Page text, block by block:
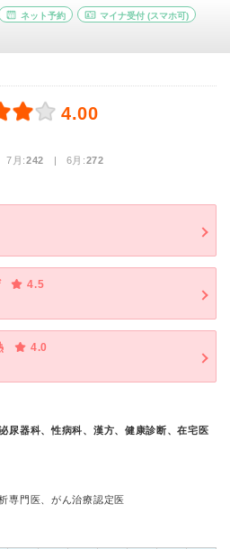
ネット予約 マイナ受付 (スマホ可)
4.00
7月:242 | 6月:272
4.5
4.0
尿器科、性病科、漢方、健康診断、在宅医
専門医、がん治療認定医